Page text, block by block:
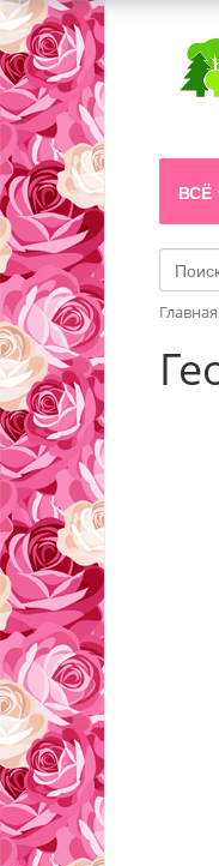
ВСЁ
Главная